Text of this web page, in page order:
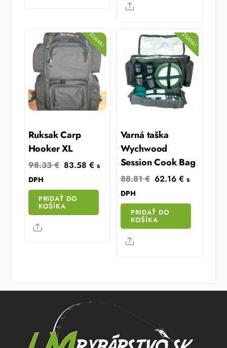
Share
ZĽAVA!
Ruksak Carp
Hooker XL
98.33€ Original
was:
98.33 €.
83.58€ Current
is:
83.58 €.
s
DPH
PRIDAŤ DO
KOŠÍKA
Share
ZĽAVA!
Varná taška
Wychwood
Session Cook Bag
88.81€ Original
was:
88.81 €.
62.16€ Current
is:
s
DPH
PRIDAŤ DO
KOŠÍKA
Share